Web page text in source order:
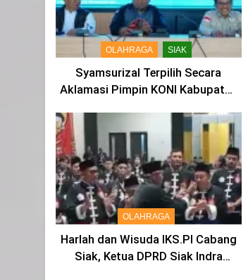
OLAHRAGA SIAK
Syamsurizal Terpilih Secara
Aklamasi Pimpin KONI Kabupaten
OLAHRAGA
Harlah dan Wisuda IKS.PI Cabang
Siak, Ketua DPRD Siak Indra